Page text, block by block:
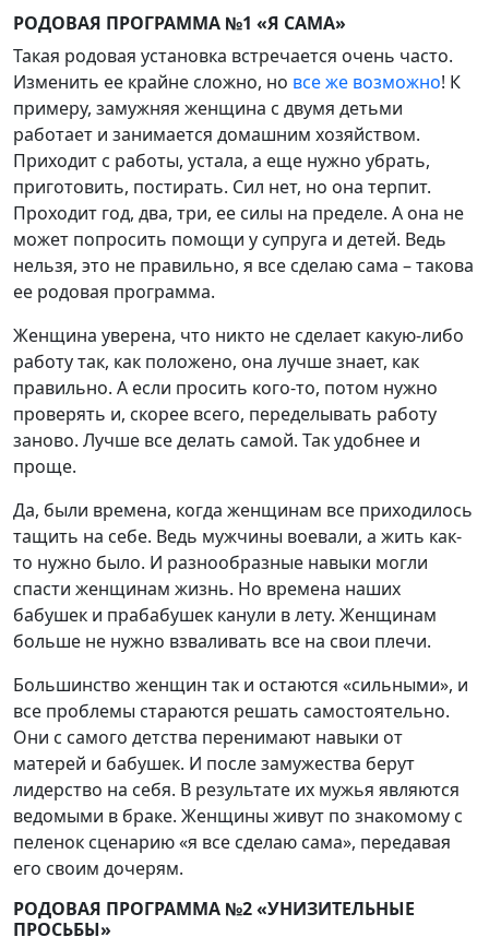
РОДОВАЯ ПРОГРАММА №1 «Я САМА»
Такая родовая установка встречается очень часто.
Изменить ее крайне сложно, но все же возможно! К
примеру, замужняя женщина с двумя детьми
работает и занимается домашним хозяйством.
Приходит с работы, устала, а еще нужно убрать,
приготовить, постирать. Сил нет, но она терпит.
Проходит год, два, три, ее силы на пределе. А она не
может попросить помощи у супруга и детей. Ведь
нельзя, это не правильно, я все сделаю сама – такова
ее родовая программа.
Женщина уверена, что никто не сделает какую-либо
работу так, как положено, она лучше знает, как
правильно. А если просить кого-то, потом нужно
проверять и, скорее всего, переделывать работу
заново. Лучше все делать самой. Так удобнее и
проще.
Да, были времена, когда женщинам все приходилось
тащить на себе. Ведь мужчины воевали, а жить как-
то нужно было. И разнообразные навыки могли
спасти женщинам жизнь. Но времена наших
бабушек и прабабушек канули в лету. Женщинам
больше не нужно взваливать все на свои плечи.
Большинство женщин так и остаются «сильными», и
все проблемы стараются решать самостоятельно.
Они с самого детства перенимают навыки от
матерей и бабушек. И после замужества берут
лидерство на себя. В результате их мужья являются
ведомыми в браке. Женщины живут по знакомому с
пеленок сценарию «я все сделаю сама», передавая
его своим дочерям.
РОДОВАЯ ПРОГРАММА №2 «УНИЗИТЕЛЬНЫЕ
ПРОСЬБЫ»